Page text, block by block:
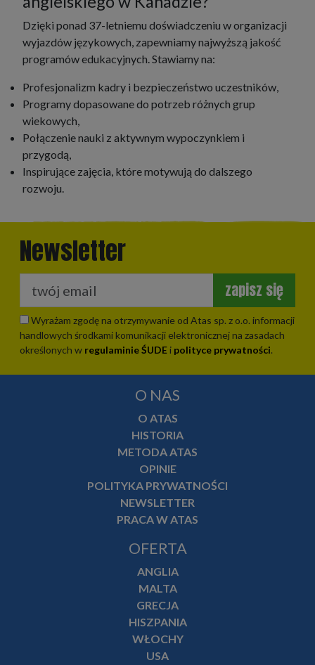
Dzięki ponad 37-letniemu doświadczeniu w organizacji
wyjazdów językowych, zapewniamy najwyższą jakość
programów edukacyjnych. Stawiamy na:
Profesjonalizm kadry i bezpieczeństwo uczestników,
Programy dopasowane do potrzeb różnych grup
wiekowych,
Połączenie nauki z aktywnym wypoczynkiem i
przygodą,
Inspirujące zajęcia, które motywują do dalszego
rozwoju.
Newsletter
zapisz się
Wyrażam zgodę na otrzymywanie od Atas sp. z o.o. informacji
handlowych środkami komunikacji elektronicznej na zasadach
określonych w regulaminie ŚUDE i polityce prywatności.
O NAS
O ATAS
HISTORIA
METODA ATAS
OPINIE
POLITYKA PRYWATNOŚCI
NEWSLETTER
PRACA W ATAS
OFERTA
ANGLIA
MALTA
GRECJA
HISZPANIA
WŁOCHY
USA